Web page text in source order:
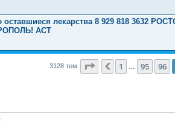
оставшиеся лекарства 8 929 818 3632
АСТ
3128 тем Страница 97из 126
Пред.
1 95 96